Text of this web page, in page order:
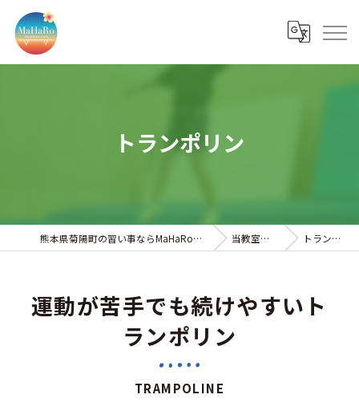
トランポリン
熊本県菊陽町の習い事ならMaHaRoトランポリンクラブ 当教室について トランポリン
運動が苦手でも続けやすいト
ランポリン
TRAMPOLINE